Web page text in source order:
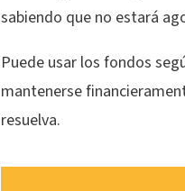
sabiendo que no estará
Puede usar los fondos
mantenerse
resuelva.